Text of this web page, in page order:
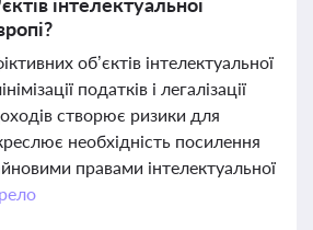
об’єктів інтелектуальної
податків і легалізації
створює ризики для
необхідність посилення
правами інтелектуальної